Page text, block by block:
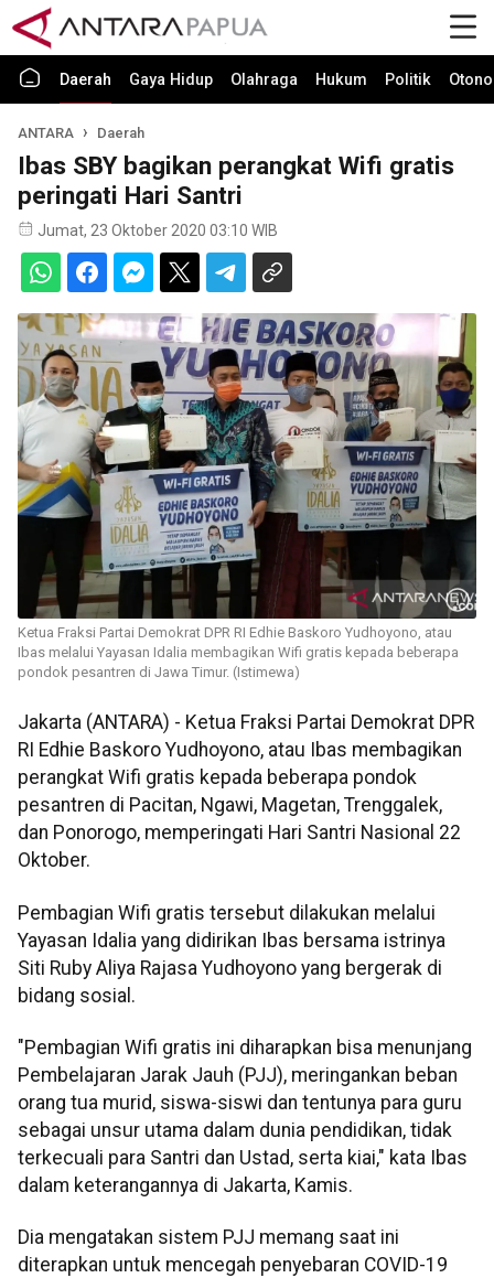
Daerah Gaya Hidup Olahraga Hukum Politik
ANTARA Daerah
Ibas SBY bagikan perangkat Wifi gratis
peringati Hari Santri
Jumat, 23 Oktober 2020 03:10 WIB
Ketua Fraksi Partai Demokrat DPR RI Edhie Baskoro Yudhoyono, atau
Ibas melalui Yayasan Idalia membagikan Wifi gratis kepada beberapa
pondok pesantren di Jawa Timur. (Istimewa)
Jakarta (ANTARA) - Ketua Fraksi Partai Demokrat DPR
RI Edhie Baskoro Yudhoyono, atau Ibas membagikan
perangkat Wifi gratis kepada beberapa pondok
pesantren di Pacitan, Ngawi, Magetan, Trenggalek,
dan Ponorogo, memperingati Hari Santri Nasional 22
Oktober.
Pembagian Wifi gratis tersebut dilakukan melalui
Yayasan Idalia yang didirikan Ibas bersama istrinya
Siti Ruby Aliya Rajasa Yudhoyono yang bergerak di
bidang sosial.
"Pembagian Wifi gratis ini diharapkan bisa menunjang
Pembelajaran Jarak Jauh (PJJ), meringankan beban
orang tua murid, siswa-siswi dan tentunya para guru
sebagai unsur utama dalam dunia pendidikan, tidak
terkecuali para Santri dan Ustad, serta kiai," kata Ibas
dalam keterangannya di Jakarta, Kamis.
Dia mengatakan sistem PJJ memang saat ini
diterapkan untuk mencegah penyebaran COVID-19